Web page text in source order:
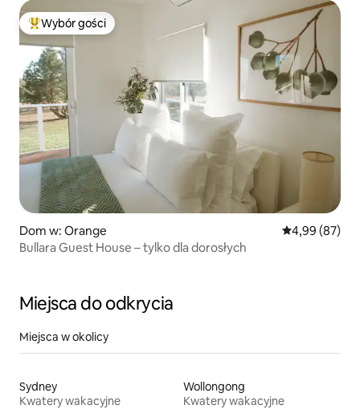
Najpopularniejsze z kategorii Wybór gości
Wybór gości
Dom w: Orange Średnia
4,99 (87)
Bullara Guest House – tylko dla dorosłych
Miejsca do odkrycia
Miejsca w okolicy
Sydney
Kwatery wakacyjne
Wollongong
Kwatery wakacyjne